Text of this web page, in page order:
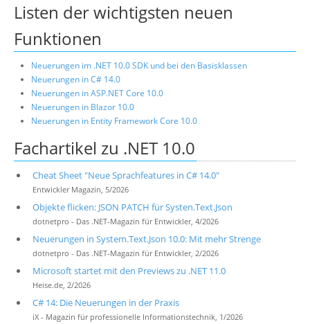
Listen der wichtigsten neuen
Funktionen
Neuerungen im .NET 10.0 SDK und bei den Basisklassen
Neuerungen in C# 14.0
Neuerungen in ASP.NET Core 10.0
Neuerungen in Blazor 10.0
Neuerungen in Entity Framework Core 10.0
Fachartikel zu .NET 10.0
Cheat Sheet "Neue Sprachfeatures in C# 14.0"
Entwickler Magazin, 5/2026
Objekte flicken: JSON PATCH für Systen.Text.Json
dotnetpro - Das .NET-Magazin für Entwickler, 4/2026
Neuerungen in System.Text.Json 10.0: Mit mehr Strenge
dotnetpro - Das .NET-Magazin für Entwickler, 2/2026
Microsoft startet mit den Previews zu .NET 11.0
Heise.de, 2/2026
C# 14: Die Neuerungen in der Praxis
iX - Magazin für professionelle Informationstechnik, 1/2026